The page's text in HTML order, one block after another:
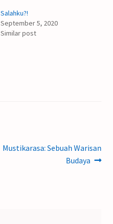
Salahku?!
September 5, 2020
Similar post
Next
Mustikarasa: Sebuah Warisan
Budaya